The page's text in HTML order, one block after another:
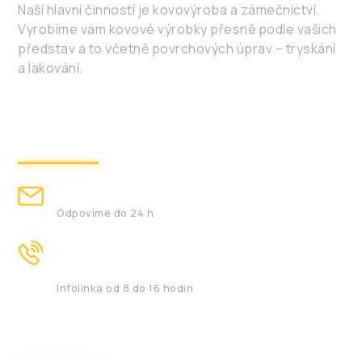
Naší hlavní činností je kovovýroba a zámečnictví.
Vyrobíme vám kovové výrobky přesně podle vašich
představ a to včetně povrchových úprav – tryskání
a lakování.
Odpovíme do 24 h
Infolinka od 8 do 16 hodin